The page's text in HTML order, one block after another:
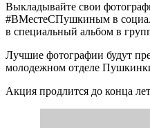
Выкладывайте свои
#ВМестеСПушкиным в
в специальный альбом в
Лучшие фотографии будут
молодежном отделе
Акция продлится до конца